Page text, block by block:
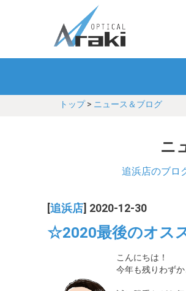
トップ> ニュース＆ブログ
ニ
追浜店のブロ
追浜店 ] 2020-12-30
☆2020最後のオス
こんにちは！
今年も残りわずか